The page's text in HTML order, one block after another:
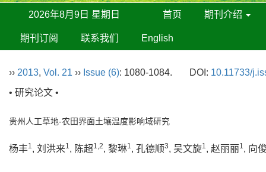
2026年8月9日 星期日 首页 期刊介绍
期刊订阅 联系我们 English
›› 2013, Vol. 21 ›› Issue (6): 1080-1084. DOI: 10.11733/
• 研究论文 •
贵州人工草地-农田界面土壤温度影响域研究
杨丰1, 刘洪来1, 陈超1,2, 黎琳1, 孔德顺3, 吴文旋1, 赵丽丽1, 向